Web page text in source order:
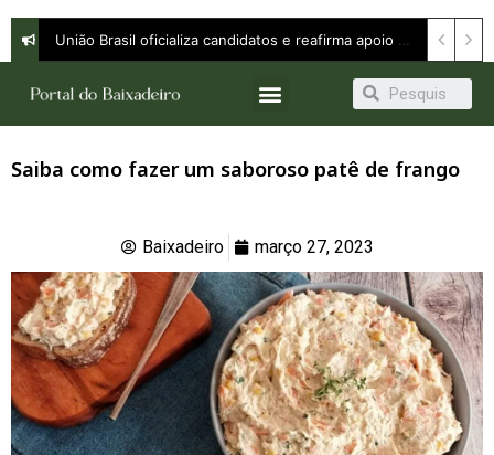
Saiba como fazer um saboroso patê de frango
Baixadeiro março 27, 2023